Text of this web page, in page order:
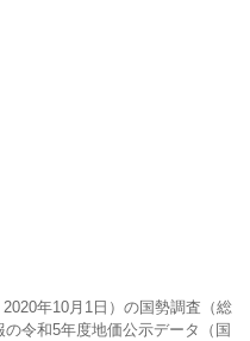
年10月1日）の国勢調査（総
令和5年度地価公示データ（国